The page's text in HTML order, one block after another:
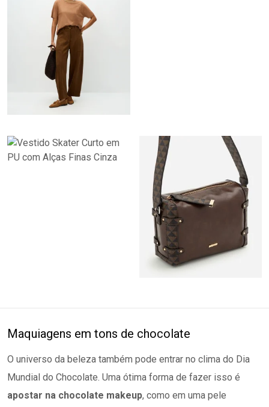
Maquiagens em tons de chocolate
O universo da beleza também pode entrar no clima do Dia
Mundial do Chocolate. Uma ótima forma de fazer isso é
apostar na chocolate makeup, como em uma pele